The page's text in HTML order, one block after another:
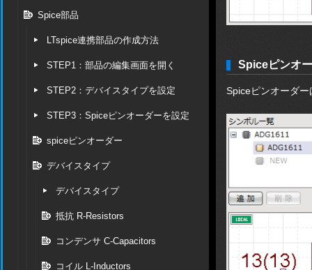
Spice部品
LTspice連携部品の作成方法
STEP1：部品の編集画面を開く
STEP2：デバイスタイプを設定
STEP3：Spiceピンオーダーを設定
spiceピンオーダー
デバイスタイプ
デバイスタイプ
抵抗 R-Resistors
コンデンサ C-Capacitors
コイル L-Inductors
Spiceピンオ
Spiceピンオーダ